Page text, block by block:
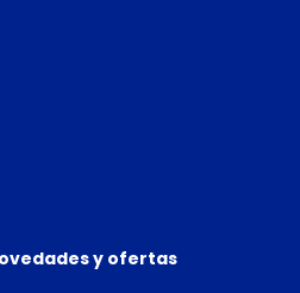
y ofertas